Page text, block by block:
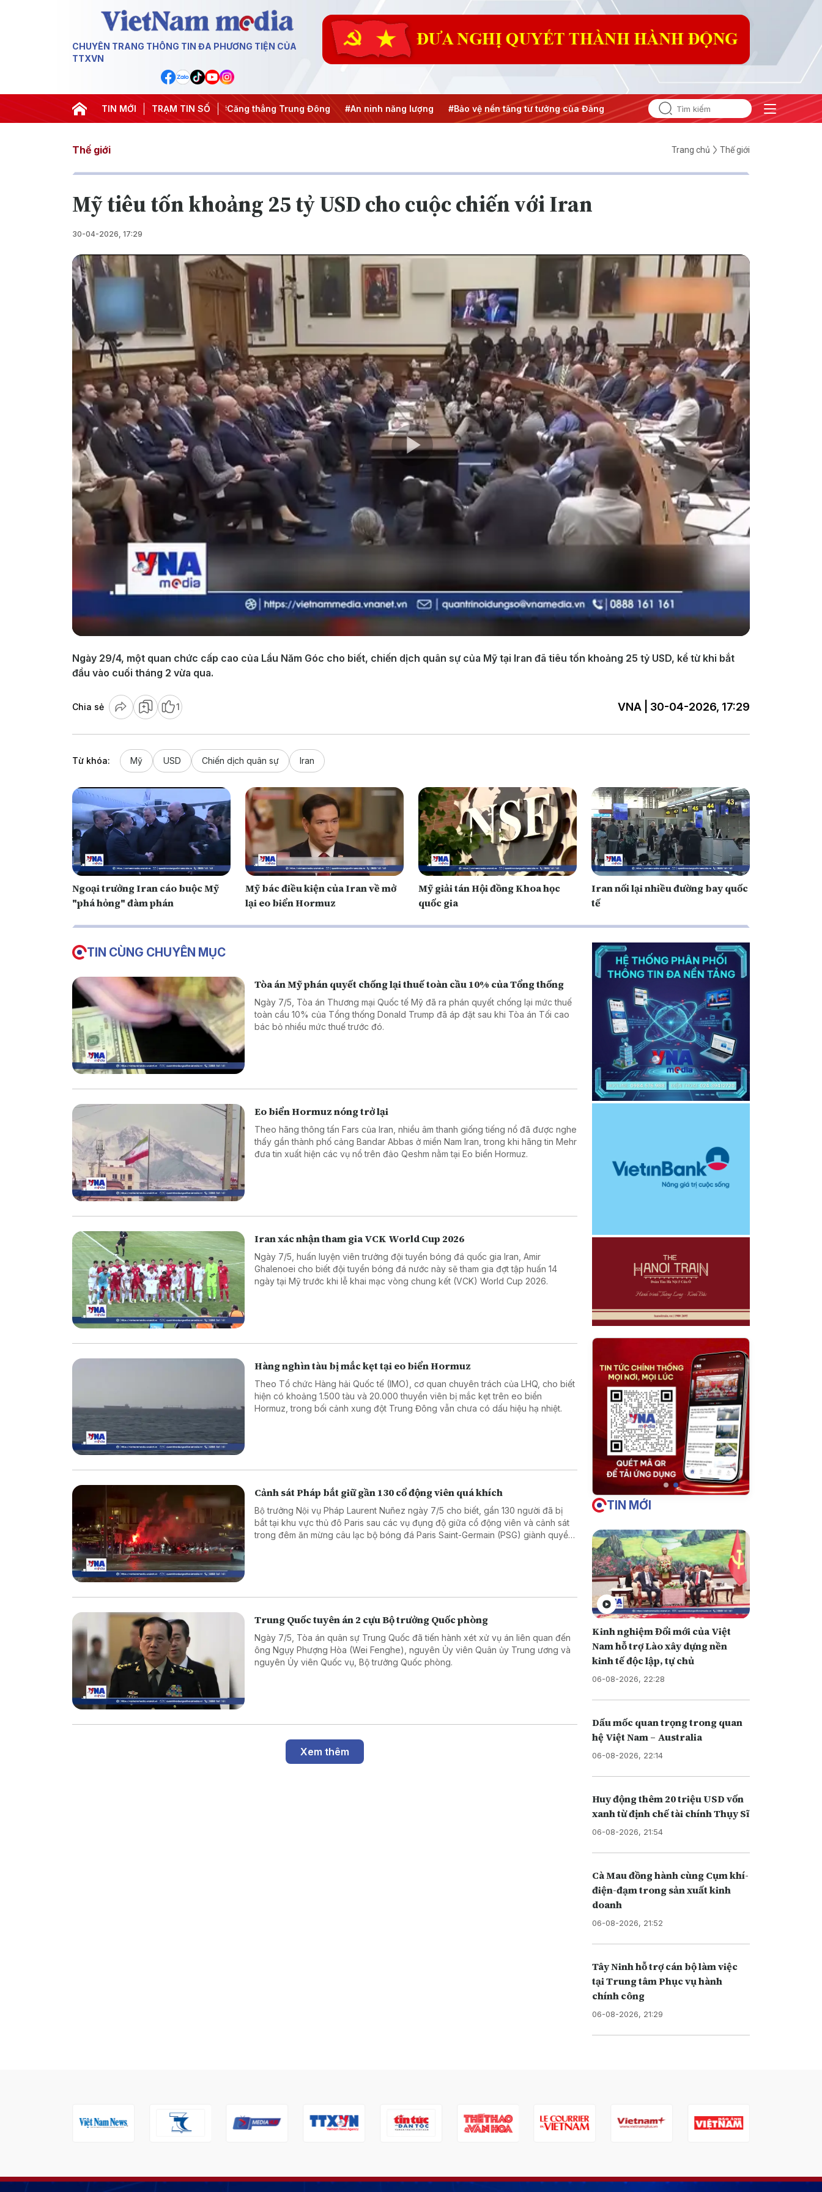
CHUYÊN TRANG THÔNG TIN ĐA PHƯƠNG TIỆN CỦA
TTXVN
TIN MỚI TRẠM TIN SỐ
#Chống khai thác IUU #Căng thẳng Trung Đông #An ninh năng lượng #Bảo vệ nền tảng tư tưởng của Đảng #Hội nghị Trung ương 3
Thế giới Trang chủ Thế giới
Mỹ tiêu tốn khoảng 25 tỷ USD cho cuộc chiến với Iran
30-04-2026, 17:29
Play
Video
Ngày 29/4, một quan chức cấp cao của Lầu Năm Góc cho biết, chiến dịch quân sự của Mỹ tại Iran đã tiêu tốn khoảng 25 tỷ USD, kể từ khi bắt
đầu vào cuối tháng 2 vừa qua.
Chia sẻ 1 VNA | 30-04-2026, 17:29
Từ khóa: Mỹ USD Chiến dịch quân sự Iran
Ngoại trưởng Iran cáo buộc Mỹ
"phá hỏng" đàm phán
Mỹ bác điều kiện của Iran về mở
lại eo biển Hormuz
Mỹ giải tán Hội đồng Khoa học
quốc gia
Iran nối lại nhiều đường bay quốc
tế
TIN CÙNG CHUYÊN MỤC
Tòa án Mỹ phán quyết chống lại thuế toàn cầu 10% của Tổng thống
Ngày 7/5, Tòa án Thương mại Quốc tế Mỹ đã ra phán quyết chống lại mức thuế
toàn cầu 10% của Tổng thống Donald Trump đã áp đặt sau khi Tòa án Tối cao
bác bỏ nhiều mức thuế trước đó.
Eo biển Hormuz nóng trở lại
Theo hãng thông tấn Fars của Iran, nhiều âm thanh giống tiếng nổ đã được nghe
thấy gần thành phố cảng Bandar Abbas ở miền Nam Iran, trong khi hãng tin Mehr
đưa tin xuất hiện các vụ nổ trên đảo Qeshm nằm tại Eo biển Hormuz.
Iran xác nhận tham gia VCK World Cup 2026
Ngày 7/5, huấn luyện viên trưởng đội tuyển bóng đá quốc gia Iran, Amir
Ghalenoei cho biết đội tuyển bóng đá nước này sẽ tham gia đợt tập huấn 14
ngày tại Mỹ trước khi lễ khai mạc vòng chung kết (VCK) World Cup 2026.
Hàng nghìn tàu bị mắc kẹt tại eo biển Hormuz
Theo Tổ chức Hàng hải Quốc tế (IMO), cơ quan chuyên trách của LHQ, cho biết
hiện có khoảng 1.500 tàu và 20.000 thuyền viên bị mắc kẹt trên eo biển
Hormuz, trong bối cảnh xung đột Trung Đông vẫn chưa có dấu hiệu hạ nhiệt.
Cảnh sát Pháp bắt giữ gần 130 cổ động viên quá khích
Bộ trưởng Nội vụ Pháp Laurent Nuñez ngày 7/5 cho biết, gần 130 người đã bị
bắt tại khu vực thủ đô Paris sau các vụ đụng độ giữa cổ động viên và cảnh sát
trong đêm ăn mừng câu lạc bộ bóng đá Paris Saint-Germain (PSG) giành quyền
Trung Quốc tuyên án 2 cựu Bộ trưởng Quốc phòng
Ngày 7/5, Tòa án quân sự Trung Quốc đã tiến hành xét xử vụ án liên quan đến
ông Ngụy Phượng Hòa (Wei Fenghe), nguyên Ủy viên Quân ủy Trung ương và
nguyên Ủy viên Quốc vụ, Bộ trưởng Quốc phòng.
Xem thêm
TIN MỚI
Kinh nghiệm Đổi mới của Việt
Nam hỗ trợ Lào xây dựng nền
kinh tế độc lập, tự chủ
06-08-2026, 22:28
Dấu mốc quan trọng trong quan
hệ Việt Nam – Australia
06-08-2026, 22:14
Huy động thêm 20 triệu USD vốn
xanh từ định chế tài chính Thụy Sĩ
06-08-2026, 21:54
Cà Mau đồng hành cùng Cụm khí-
điện-đạm trong sản xuất kinh
doanh
06-08-2026, 21:52
Tây Ninh hỗ trợ cán bộ làm việc
tại Trung tâm Phục vụ hành
chính công
06-08-2026, 21:29